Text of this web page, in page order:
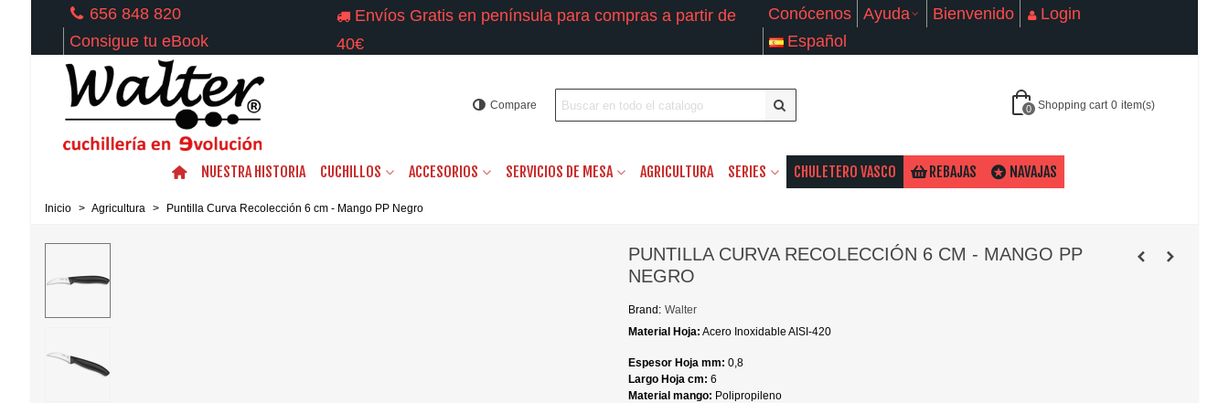
656 848 820
Consigue tu eBook
Envíos Gratis en península para compras a partir de
40€
Conócenos Ayuda Bienvenido
Login
Español
Compare 0 Shopping cart 0 item(s)
NUESTRA HISTORIA CUCHILLOS ACCESORIOS SERVICIOS DE MESA AGRICULTURA SERIES CHULETERO VASCO REBAJAS NAVAJAS
Inicio > Agricultura > Puntilla Curva Recolección 6 cm - Mango PP Negro
PUNTILLA CURVA RECOLECCIÓN 6 CM - MANGO PP
NEGRO
Brand: Walter
Material Hoja: Acero Inoxidable AISI-420
Espesor Hoja mm: 0,8
Largo Hoja cm: 6
Material mango: Polipropileno